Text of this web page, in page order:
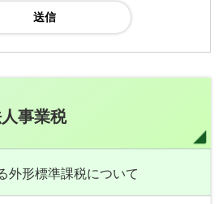
事業税
外形標準課税について